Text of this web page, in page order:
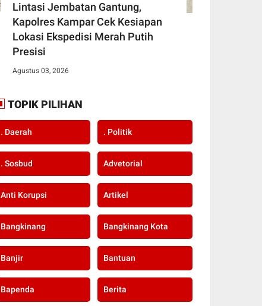
Lintasi Jembatan Gantung,
Kapolres Kampar Cek Kesiapan
Lokasi Ekspedisi Merah Putih
Presisi
Agustus 03, 2026
TOPIK PILIHAN
. Daerah . Politik
. Sosbud Advetorial
Anti Korupsi Artikel
Bangkinang Bangkinang Kota
Banjir Bantuan
Bapenda Berita